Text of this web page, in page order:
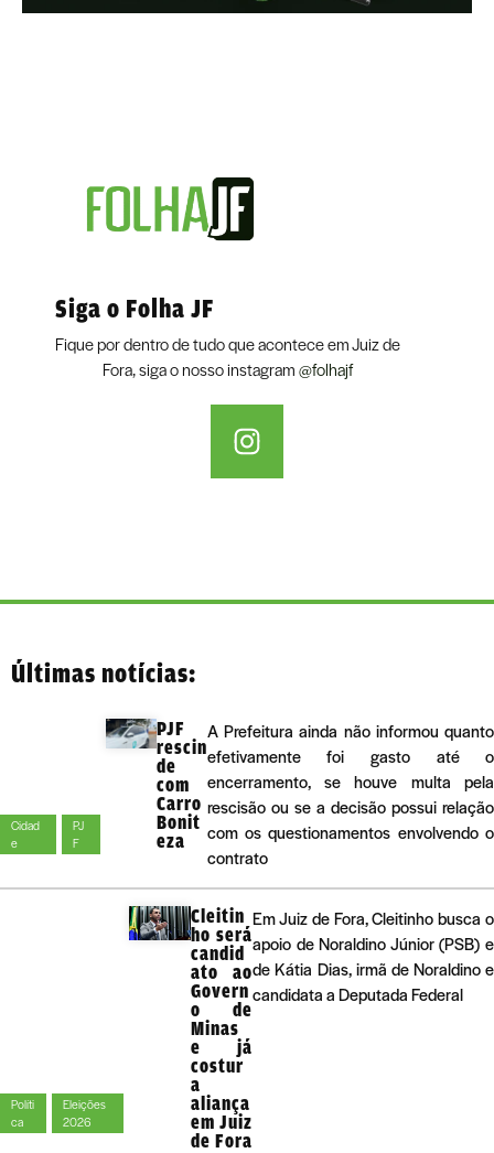
Siga o Folha JF
Fique por dentro de tudo que acontece em Juiz de
Fora, siga o nosso instagram@folhajf
Últimas notícias:
Cidad
e
PJ
F
PJF
rescin
de
com
Carro
Bonit
eza
A Prefeitura ainda não informou quanto
efetivamente foi gasto até o
encerramento, se houve multa pela
rescisão ou se a decisão possui relação
com os questionamentos envolvendo o
contrato
Políti
ca
Eleições
2026
Cleitin
ho será
candid
ato ao
Govern
o de
Minas
e já
costur
a
aliança
em Juiz
de Fora
Em Juiz de Fora, Cleitinho busca o
apoio de Noraldino Júnior (PSB) e
de Kátia Dias, irmã de Noraldino e
candidata a Deputada Federal